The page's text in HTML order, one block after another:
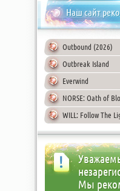
Наш сайт
Outbound (2026)
Outbreak Island
Everwind
NORSE: Oath of
WILL: Follow The
Мы